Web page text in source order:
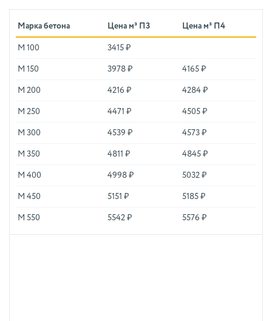
Марка бетона Цена м³ П3 Цена м³ П4
М 100 3415 ₽
М 150 3978 ₽ 4165 ₽
М 200 4216 ₽ 4284 ₽
М 250 4471 ₽ 4505 ₽
М 300 4539 ₽ 4573 ₽
М 350 4811 ₽ 4845 ₽
М 400 4998 ₽ 5032 ₽
М 450 5151 ₽ 5185 ₽
М 550 5542 ₽ 5576 ₽